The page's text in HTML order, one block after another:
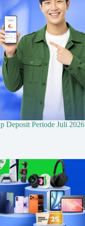
Deposit Periode Juli 2026